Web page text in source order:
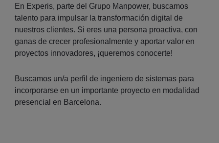
En Experis, parte del Grupo Manpower, buscamos
talento para impulsar la transformación digital de
nuestros clientes. Si eres una persona proactiva, con
ganas de crecer profesionalmente y aportar valor en
proyectos innovadores, ¡queremos conocerte!
Buscamos un/a perfil de ingeniero de sistemas para
incorporarse en un importante proyecto en modalidad
presencial en Barcelona.